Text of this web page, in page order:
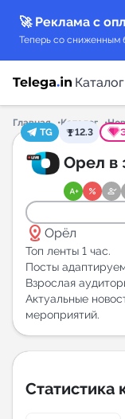
🚀 Реклама с
Теперь со сниженным
Каталог
Каталог
Каталог
Горящие
Индекс
New
Главная Каталог
TG
12.3
Орел в
distance Орёл
Топ ленты 1 час.
Посты
Взрослая
Актуальные
мероприятий.
Статистика